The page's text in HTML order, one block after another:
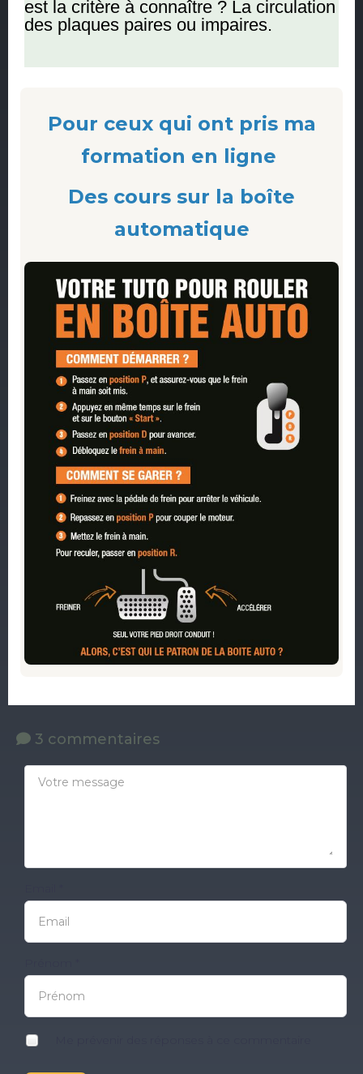
est la critère à connaître ? La circulation
des plaques paires ou impaires.
Pour ceux qui ont pris ma
formation en ligne
Des cours sur la boîte
automatique
3 commentaires